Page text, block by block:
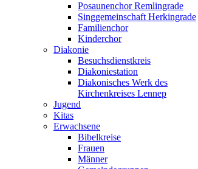
Posaunenchor Remlingrade
Singgemeinschaft Herkingrade
Familienchor
Kinderchor
Diakonie
Besuchsdienstkreis
Diakoniestation
Diakonisches Werk des
Kirchenkreises Lennep
Jugend
Kitas
Erwachsene
Bibelkreise
Frauen
Männer